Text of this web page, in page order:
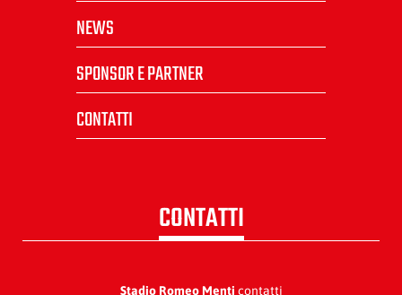
NEWS
SPONSOR E PARTNER
CONTATTI
CONTATTI
Stadio Romeo Menti contatti